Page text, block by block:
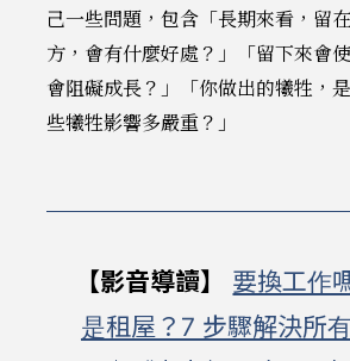
己一些問題，包含「長期來看，留
方，會有什麼好處？」「留下來會
會阻礙成長？」「你做出的犧牲，
些犧牲影響多嚴重？」
【影音導讀】
要換工作
是租屋？7 步驟解決所